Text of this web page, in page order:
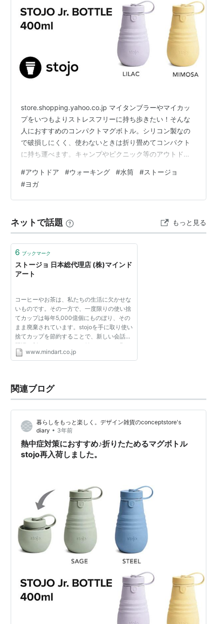
store.shopping.yahoo.co.jp マイタンブラーやマイカッ
プをいつもよりストレスフリーに持ち歩きたい！そんな
人におすすめのコンパクトマグボトル。シリコン製なの
で破損しにくく、使わないときは折り畳めてコンパクト
に持ち運べます。キャンプやピクニック等のアウトドア
store.shopping.yahoo.co.jp ムーミンの世界が楽しめる
小さなマグボトルが新入荷しました。 ポケットにすっぽ
り入る約140mlのコンパクトサイズのマグボトルはカバ
歩や、ベッドサイドのお薬用のお水入れにもぴ…
#アウトドア #ウォーキング #水筒 #ストージョ
#ヨガ
ネットで話題 もっと見る
6 ブックマーク
ストージョ 日本総代理店 (株)マインド
アート
コーヒーやお茶は、私たちの生活に欠かせな
いものです。その一方で、一度限りの使い捨
てカップは毎年5,000億個にものぼり、その
まま廃棄されています。stojoを手に取り使い
捨てカップを節約することで、新しい会話や
習慣、新たなチャレンジが始まることを願っ
ています。サステナビリティ（持続可能性）
www.mindart.co.jp
関連ブログ
暮らしをもっと楽しく。デザイン雑貨のconceptstore's
diary • 3年前
熱中症対策におすすめ♪折りたためるマグボトル
stojo再入荷しました。